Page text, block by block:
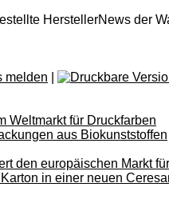
HerstellerNews der
melden
Weltmarkt für Druckfarben
aus Biokunststoffen
den europäischen Markt
in einer neuen